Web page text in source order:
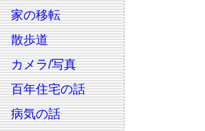
家の移転
散歩道
カメラ/写真
百年住宅の話
病気の話